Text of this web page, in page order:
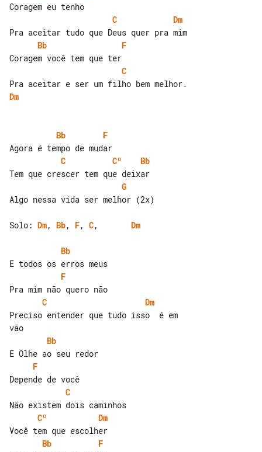
C
Dm
Bb
F
C
Dm
Bb
F
C
Cº
Bb
G
Algo nessa vida ser melhor (2x)
Solo: Dm, Bb, F, C, Dm
Bb
F
C
Dm
Preciso entender que tudo isso  é em
Bb
F
C
Cº
Dm
Bb
F